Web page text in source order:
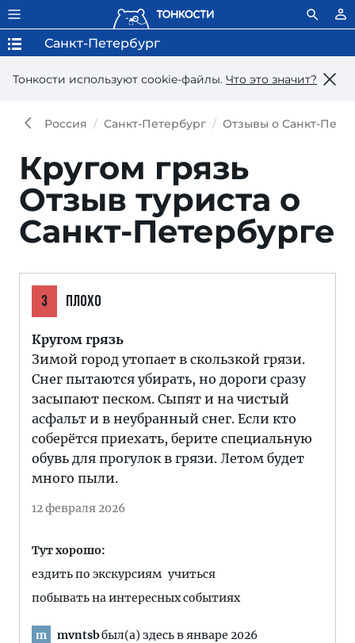
Тонкости используют сookie-файлы. Что это значит?
Санкт-Петербург
Россия Санкт-Петербург Отзывы о Санкт-
Кругом грязь
Отзыв туриста о
Санкт-Петербурге
3 ПЛОХО
Кругом грязь
Зимой город утопает в скользкой грязи.
Снег пытаются убирать, но дороги сразу
засыпают песком. Сыпят и на чистый
асфальт и в неубранный снег. Если кто
соберётся приехать, берите специальную
обувь для прогулок в грязи. Летом будет
много пыли.
12 февраля 2026
Тут хорошо:
ездить по экскурсиям учиться
побывать на интересных событиях
m mvntsbбыл(а) здесь в январе 2026